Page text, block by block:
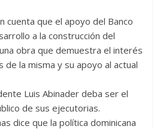
cuenta que el apoyo del Banco
a la construcción del
obra que demuestra el interés
la misma y su apoyo al actual
Luis Abinader deba ser el
de sus ejecutorias.
dice que la política dominicana